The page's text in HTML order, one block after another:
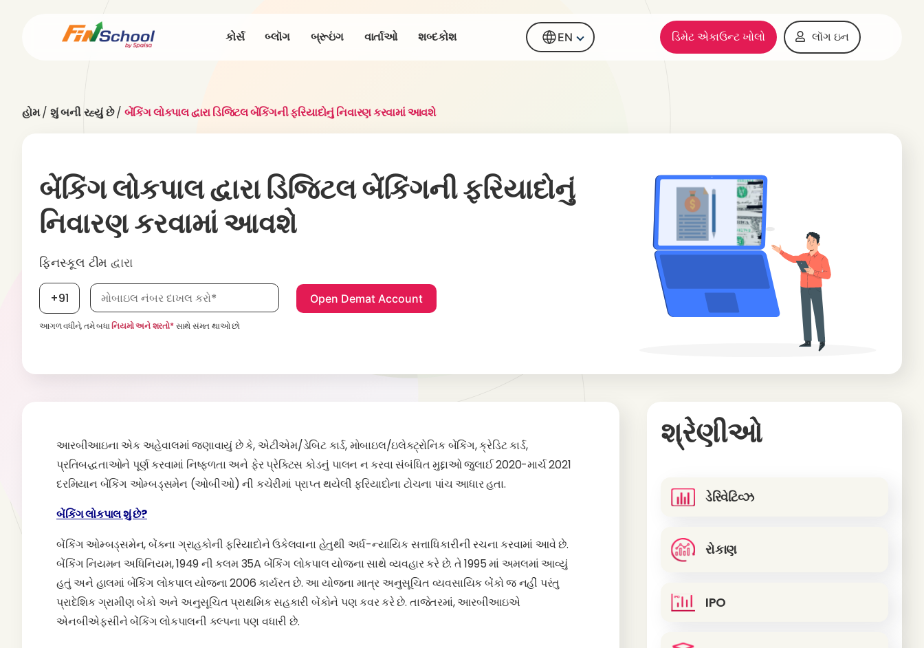
કોર્સ બ્લૉગ બ્રૂઇંગ વાર્તાઓ શબ્દકોશ EN ડિમેટ એકાઉન્ટ ખોલો લૉગ ઇન
હોમ/ શું બની રહ્યું છે/ બેંકિંગ લોકપાલ દ્વારા ડિજિટલ બેંકિંગની ફરિયાદોનું નિવારણ કરવામાં આવશે
બેંકિંગ લોકપાલ દ્વારા ડિજિટલ બેંકિંગની ફરિયાદોનું
નિવારણ કરવામાં આવશે
ફિનસ્કૂલ ટીમ દ્વારા
+91 મોબાઇલ નંબર, જરૂરી છે
આગળ વધીને, તમે બધાનિયમો અને શરતો*સાથે સંમત થાઓ છો
આરબીઆઇના એક અહેવાલમાં જણાવાયું છે કે, એટીએમ/ડેબિટ કાર્ડ, મોબાઇલ/ઇલેક્ટ્રોનિક બેંકિંગ, ક્રેડિટ કાર્ડ,
પ્રતિબદ્ધતાઓને પૂર્ણ કરવામાં નિષ્ફળતા અને ફેર પ્રેક્ટિસ કોડનું પાલન ન કરવા સંબંધિત મુદ્દાઓ જુલાઈ 2020-માર્ચ 2021
દરમિયાન બેંકિંગ ઓમ્બડ્સમેન (ઓબીઓ) ની કચેરીમાં પ્રાપ્ત થયેલી ફરિયાદોના ટોચના પાંચ આધાર હતા.
બેંકિંગ લોકપાલ શું છે?
બેંકિંગ ઓમ્બડ્સમેન, બેંકના ગ્રાહકોની ફરિયાદોને ઉકેલવાના હેતુથી અર્ધ-ન્યાયિક સત્તાધિકારીની રચના કરવામાં આવે છે.
બેંકિંગ નિયમન અધિનિયમ, 1949 ની કલમ 35A બેંકિંગ લોકપાલ યોજના સાથે વ્યવહાર કરે છે. તે 1995 માં અમલમાં આવ્યું
હતું અને હાલમાં બેંકિંગ લોકપાલ યોજના 2006 કાર્યરત છે. આ યોજના માત્ર અનુસૂચિત વ્યવસાયિક બેંકો જ નહીં પરંતુ
પ્રાદેશિક ગ્રામીણ બેંકો અને અનુસૂચિત પ્રાથમિક સહકારી બેંકોને પણ કવર કરે છે. તાજેતરમાં, આરબીઆઇએ
એનબીએફસીને બેંકિંગ લોકપાલની કલ્પના પણ વધારી છે.
શ્રેણીઓ
ડેરિવેટિવ્ઝ
રોકાણ
IPO